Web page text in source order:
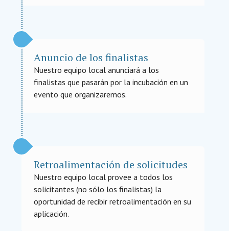
Anuncio de los finalistas
Nuestro equipo local anunciará a los
finalistas que pasarán por la incubación en un
evento que organizaremos.
Retroalimentación de solicitudes
Nuestro equipo local provee a todos los
solicitantes (no sólo los finalistas) la
oportunidad de recibir retroalimentación en su
aplicación.